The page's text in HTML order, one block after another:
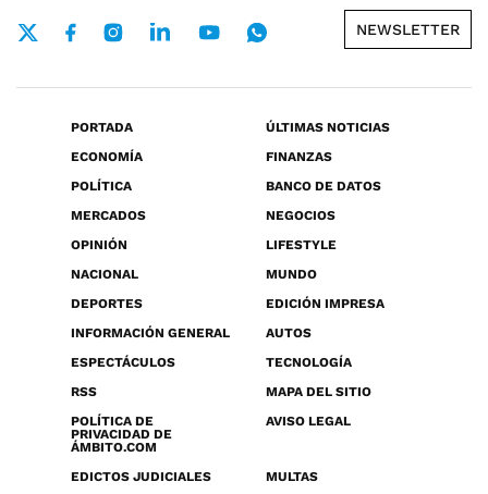
NEWSLETTER
PORTADA
ÚLTIMAS NOTICIAS
ECONOMÍA
FINANZAS
POLÍTICA
BANCO DE DATOS
MERCADOS
NEGOCIOS
OPINIÓN
LIFESTYLE
NACIONAL
MUNDO
DEPORTES
EDICIÓN IMPRESA
INFORMACIÓN GENERAL
AUTOS
ESPECTÁCULOS
TECNOLOGÍA
RSS
MAPA DEL SITIO
POLÍTICA DE
PRIVACIDAD DE
ÁMBITO.COM
AVISO LEGAL
EDICTOS JUDICIALES MULTAS